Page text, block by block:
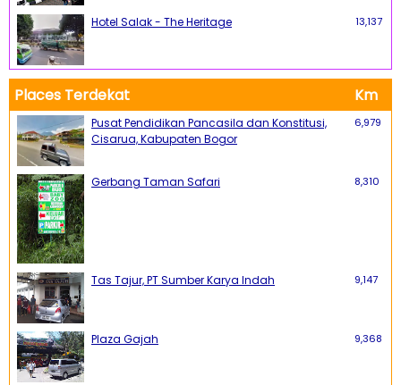
Hotel Salak - The Heritage 13,137
Places Terdekat Km
Pusat Pendidikan Pancasila dan Konstitusi,
Cisarua, Kabupaten Bogor
6,979
Gerbang Taman Safari 8,310
Tas Tajur, PT Sumber Karya Indah 9,147
Plaza Gajah 9,368